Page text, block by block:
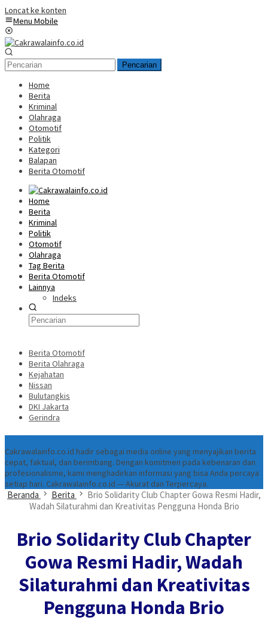
Loncat ke konten
Menu Mobile
Pencarian
Home
Berita
Kriminal
Olahraga
Otomotif
Politik
Kategori
Balapan
Berita Otomotif
Home
Berita
Kriminal
Politik
Otomotif
Olahraga
Tag Berita
Berita Otomotif
Lainnya
Indeks
Berita Otomotif
Berita Olahraga
Kejahatan
Nissan
Bulutangkis
DKI Jakarta
Gerindra
Cakrawalainfo.co.id hadir sebagai media online yang menyajikan berita
cepat, faktual, dan berimbang. Dengan komitmen pada kebenaran dan
profesionalisme, kami menghadirkan informasi yang bisa Anda percaya
setiap hari. Cakrawalainfo.co.id — Akurat dan Terpercaya.
Beranda Berita
Brio Solidarity Club Chapter Gowa Resmi Hadir,
Wadah Silaturahmi dan Kreativitas Pengguna Honda Brio
Brio Solidarity Club Chapter
Gowa Resmi Hadir, Wadah
Silaturahmi dan Kreativitas
Pengguna Honda Brio